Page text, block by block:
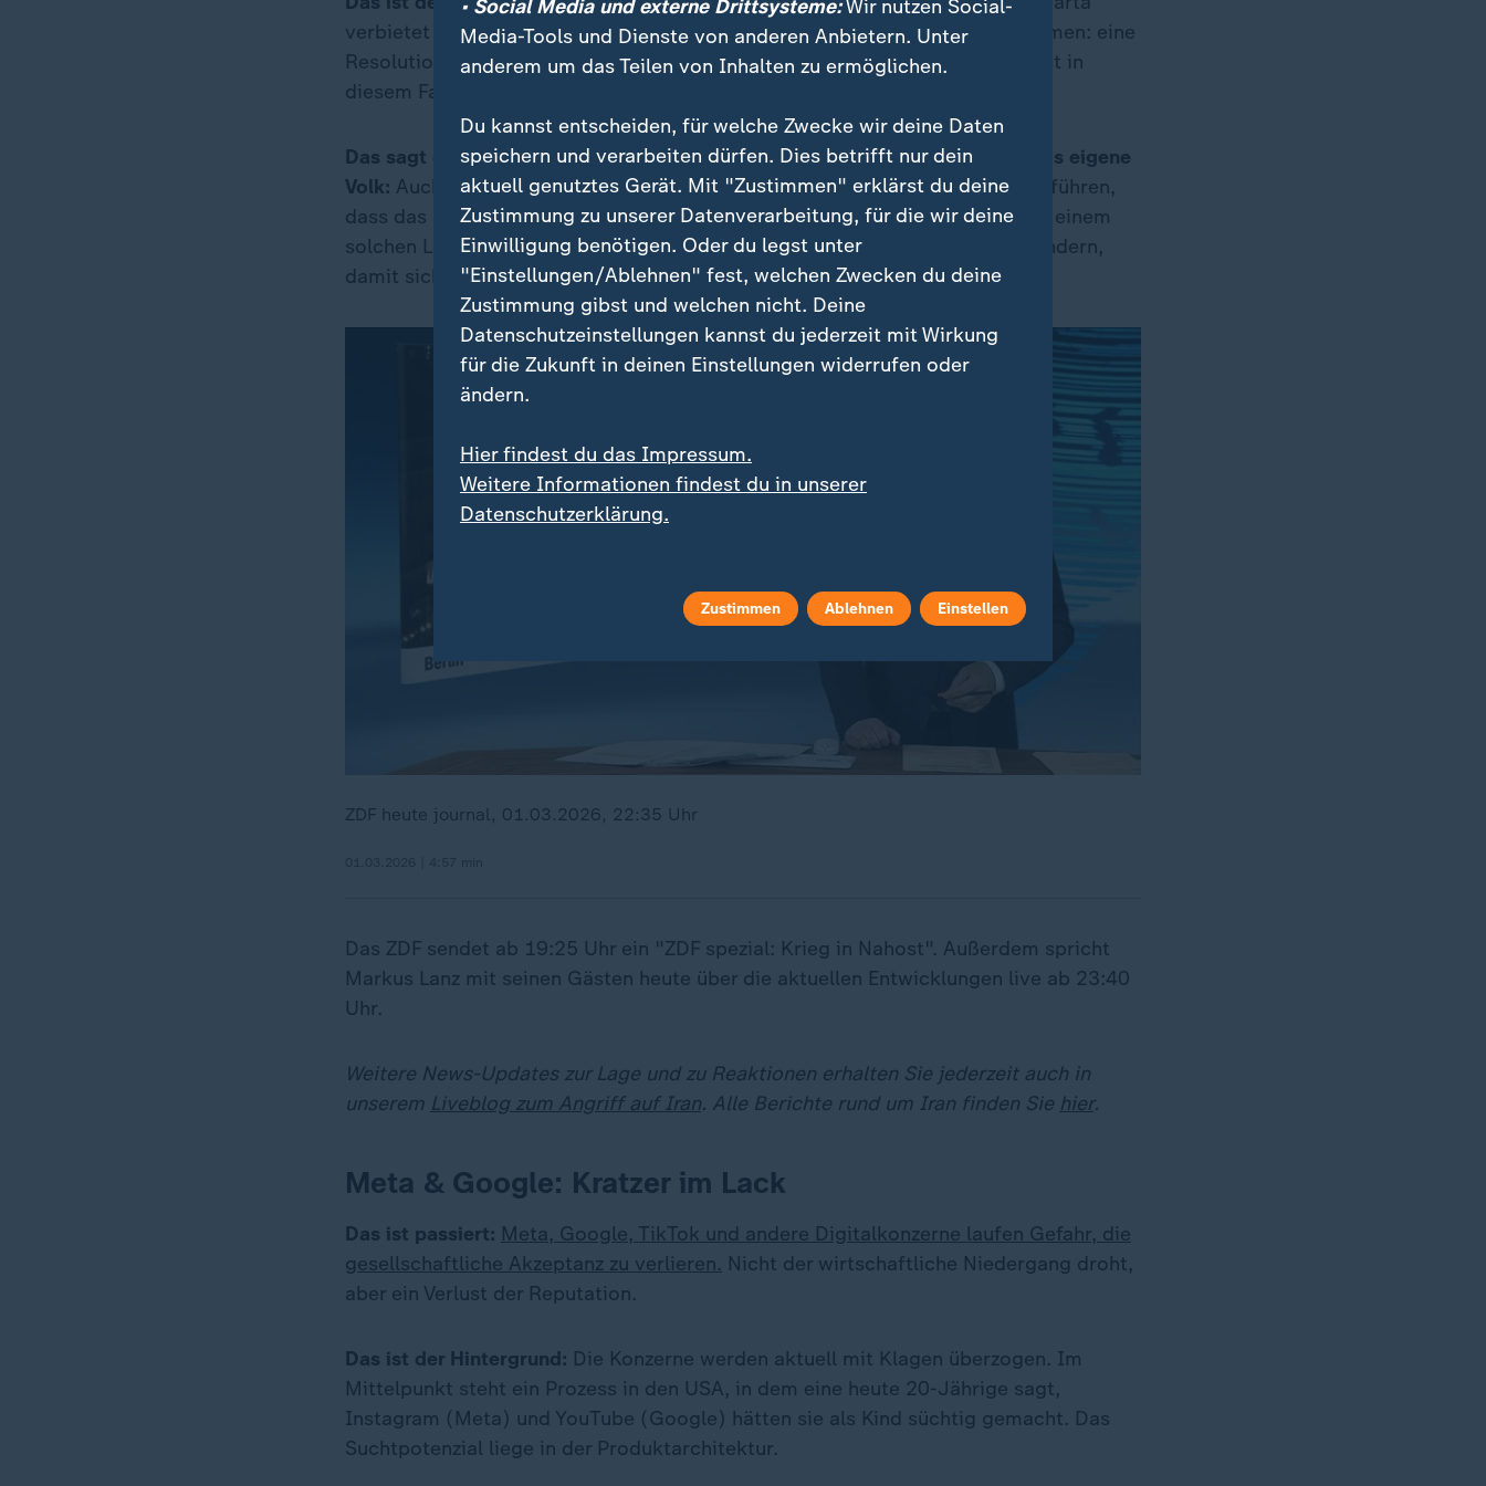
verbietet den Einsatz militärischer Gewalt. Jurist Steiger nennt zwei Ausnahmen: eine
Resolution des Sicherheitsrates und das Selbstverteidigungsrecht. Beides ist in
diesem Fall nicht gegeben.
Das sagt der Rechtsexperte zu dem brutalen Vorgehen der Mullahs gegen das eigene
Volk: Auch "ganz schwere Menschenrechtsverletzungen" dürften nicht dazu führen,
dass das Gewaltverbot ausgehebelt werde. Kriege führten "in jeder Form zu einem
solchen Leid". Daher müsse man eine Eskalation so lange wie möglich verhindern,
damit sich die Gewaltspirale nicht immer weiter drehe.
ZDF heute journal, 01.03.2026, 22:35 Uhr
Das ZDF sendet ab 19:25 Uhr ein "ZDF spezial: Krieg in Nahost". Außerdem spricht
Markus Lanz mit seinen Gästen heute über die aktuellen Entwicklungen live ab 23:40
Uhr.
Weitere News-Updates zur Lage und zu Reaktionen erhalten Sie jederzeit auch in
unserem Liveblog zum Angriff auf Iran. Alle Berichte rund um Iran finden Sie hier.
Meta & Google: Kratzer im Lack
Das ist passiert: Meta, Google, TikTok und andere Digitalkonzerne laufen Gefahr, die
gesellschaftliche Akzeptanz zu verlieren. Nicht der wirtschaftliche Niedergang droht,
aber ein Verlust der Reputation.
Das ist der Hintergrund: Die Konzerne werden aktuell mit Klagen überzogen. Im
Mittelpunkt steht ein Prozess in den USA, in dem eine heute 20-Jährige sagt,
Instagram (Meta) und YouTube (Google) hätten sie als Kind süchtig gemacht. Das
Suchtpotenzial liege in der Produktarchitektur.
• Social Media und externe Drittsysteme:Wir nutzen Social-
Media-Tools und Dienste von anderen Anbietern. Unter
anderem um das Teilen von Inhalten zu ermöglichen.
Du kannst entscheiden, für welche Zwecke wir deine Daten
speichern und verarbeiten dürfen. Dies betrifft nur dein
aktuell genutztes Gerät. Mit "Zustimmen" erklärst du deine
Zustimmung zu unserer Datenverarbeitung, für die wir deine
Einwilligung benötigen. Oder du legst unter
"Einstellungen/Ablehnen" fest, welchen Zwecken du deine
Zustimmung gibst und welchen nicht. Deine
Datenschutzeinstellungen kannst du jederzeit mit Wirkung
für die Zukunft in deinen Einstellungen widerrufen oder
ändern.
Hier findest du das Impressum.
Weitere Informationen findest du in unserer
Datenschutzerklärung.
Zustimmen Ablehnen Einstellen